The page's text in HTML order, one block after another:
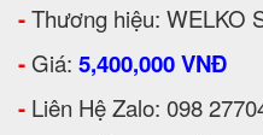
-Thương hiệu: WELKO
- Giá: 5,400,000 VNĐ
- Liên Hệ Zalo: 098